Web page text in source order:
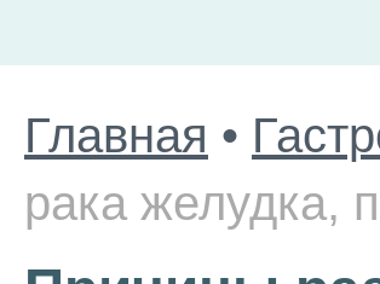
Главная •
рака желудка,